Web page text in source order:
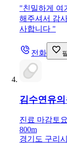
"친밀하게 여
해주셔서 감
사합니다 "
전화
김수연유의
진료 마감토
800m
경기도 구리